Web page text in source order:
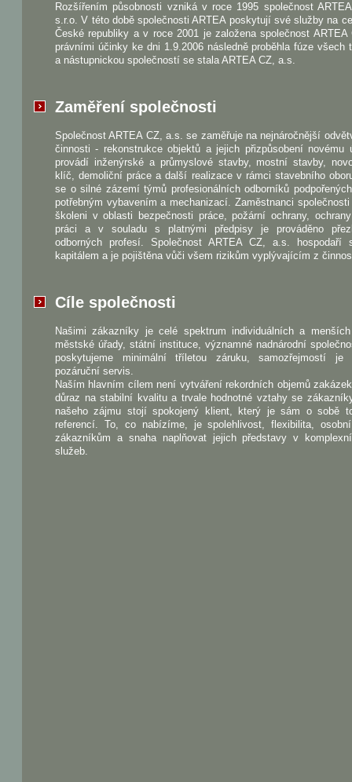
Rozšířením působnosti vzniká v roce 1995 společnost
s.r.o. V této době společnosti ARTEA poskytují své služby na
České republiky a v roce 2001 je založena společnost
právními účinky ke dni 1.9.2006 následně proběhla fúze všech
a nástupnickou společností se stala ARTEA CZ, a.s.
Zaměření společnosti
Společnost ARTEA CZ, a.s. se zaměřuje na nejnáročnější
činnosti - rekonstrukce objektů a jejich přizpůsobení novému
provádí inženýrské a průmyslové stavby, mostní stavby,
klíč, demoliční práce a další realizace v rámci stavebního
se o silné zázemí týmů profesionálních odborníků
potřebným vybavením a mechanizací. Zaměstnanci společnosti
školeni v oblasti bezpečnosti práce, požární ochrany,
práci a v souladu s platnými předpisy je prováděno
odborných profesí. Společnost ARTEA CZ, a.s. hospodaří
kapitálem a je pojištěna vůči všem rizikům vyplývajícím z
Cíle společnosti
Našimi zákazníky je celé spektrum individuálních a
městské úřady, státní instituce, významné nadnárodní
poskytujeme minimální tříletou záruku, samozřejmostí
pozáruční servis.
Naším hlavním cílem není vytváření rekordních objemů
důraz na stabilní kvalitu a trvale hodnotné vztahy se
našeho zájmu stojí spokojený klient, který je sám o sobě
referencí. To, co nabízíme, je spolehlivost, flexibilita,
zákazníkům a snaha naplňovat jejich představy v
služeb.